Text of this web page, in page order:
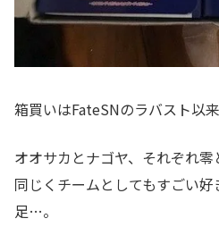
箱買いはFateSNのラバスト以来
オオサカとナゴヤ、それぞれ
同じくチームとしてもすごい
足…。